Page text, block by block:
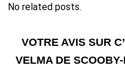
No related posts.
VOTRE AVIS SUR
VELMA DE